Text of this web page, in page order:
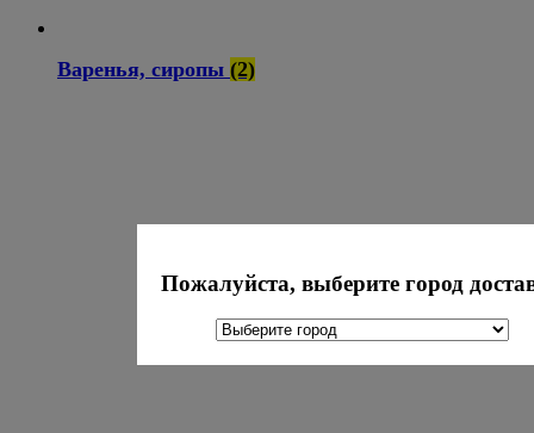
Варенья, сиропы (2)
Пожалуйста, выберите город